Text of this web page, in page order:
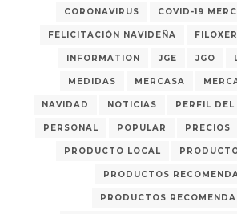
CORONAVIRUS COVID-19
FELICITACIÓN NAVIDEÑA
INFORMATION JGE JGO
MEDIDAS MERCASA
NAVIDAD NOTICIAS PERFIL
PERSONAL POPULAR PRECIOS
PRODUCTO LOCAL
PRODUCTOS
PRODUCTOS